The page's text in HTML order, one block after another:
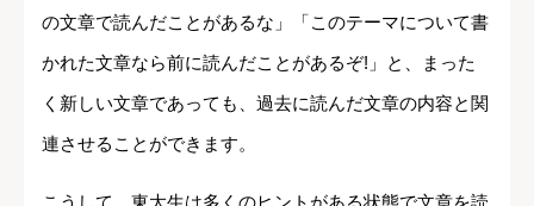
の文章で読んだことがあるな」「このテーマについて書
かれた文章なら前に読んだことがあるぞ!」と、まった
く新しい文章であっても、過去に読んだ文章の内容と関
連させることができます。
こうして、東大生は多くのヒントがある状態で文章を読